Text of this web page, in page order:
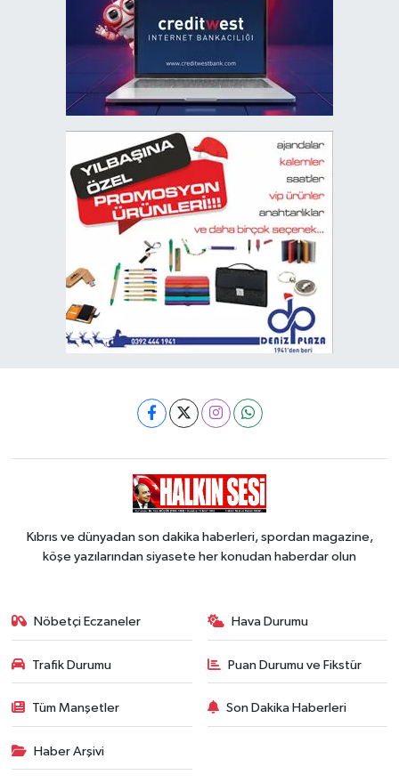
Kıbrıs ve dünyadan son dakika haberleri, spordan magazine,
köşe yazılarından siyasete her konudan haberdar olun
Nöbetçi Eczaneler Hava Durumu
Trafik Durumu Puan Durumu ve Fikstür
Tüm Manşetler Son Dakika Haberleri
Haber Arşivi